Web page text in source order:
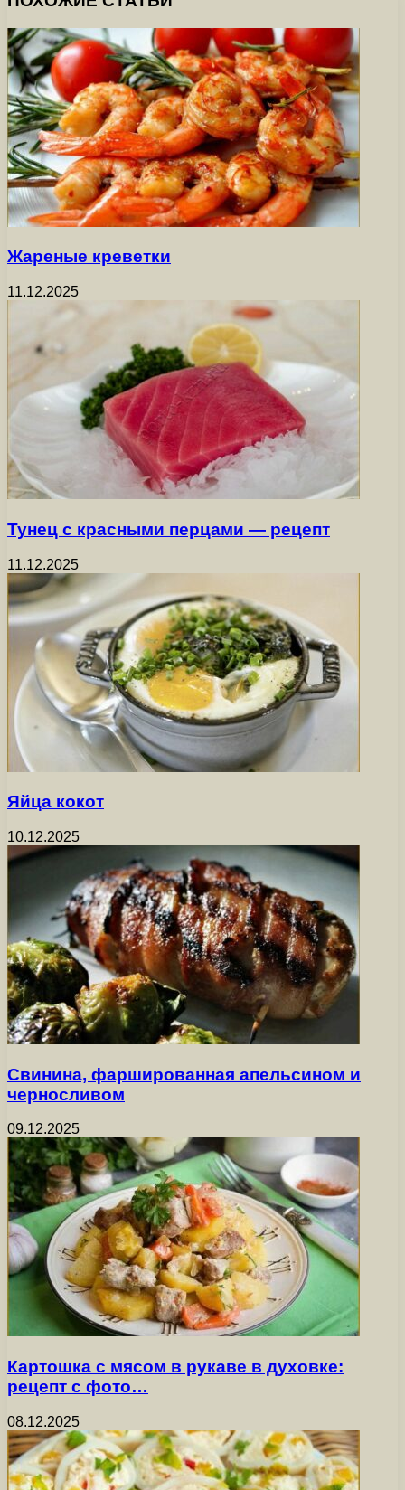
Жареные креветки
11.12.2025
Тунец с красными перцами — рецепт
11.12.2025
Яйца кокот
10.12.2025
Свинина, фаршированная апельсином и
черносливом
09.12.2025
Картошка с мясом в рукаве в духовке:
рецепт с фото…
08.12.2025